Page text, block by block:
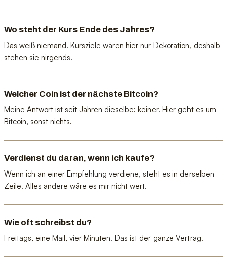
Wo steht der Kurs Ende des Jahres?
Das weiß niemand. Kursziele wären hier nur Dekoration, deshalb
stehen sie nirgends.
Welcher Coin ist der nächste Bitcoin?
Meine Antwort ist seit Jahren dieselbe: keiner. Hier geht es um
Bitcoin, sonst nichts.
Verdienst du daran, wenn ich kaufe?
Wenn ich an einer Empfehlung verdiene, steht es in derselben
Zeile. Alles andere wäre es mir nicht wert.
Wie oft schreibst du?
Freitags, eine Mail, vier Minuten. Das ist der ganze Vertrag.